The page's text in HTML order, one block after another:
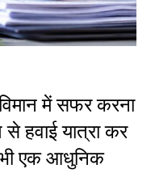
में सफर करना
हवाई यात्रा कर
एक आधुनिक